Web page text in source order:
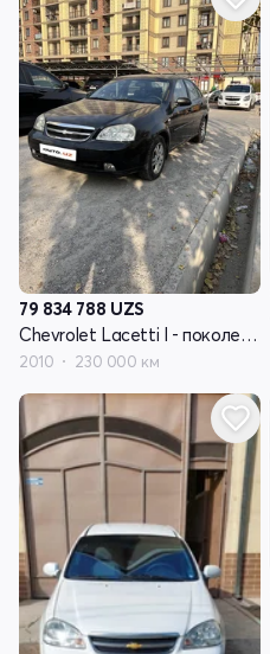
79 834 788 UZS
Chevrolet Lacetti I - поколение
2010 230 000 км